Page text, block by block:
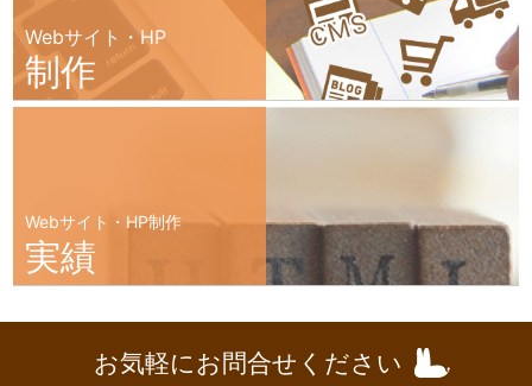
Webサイト・HP
制作
Webサイト・HP制作
実績
お気軽にお問合せください